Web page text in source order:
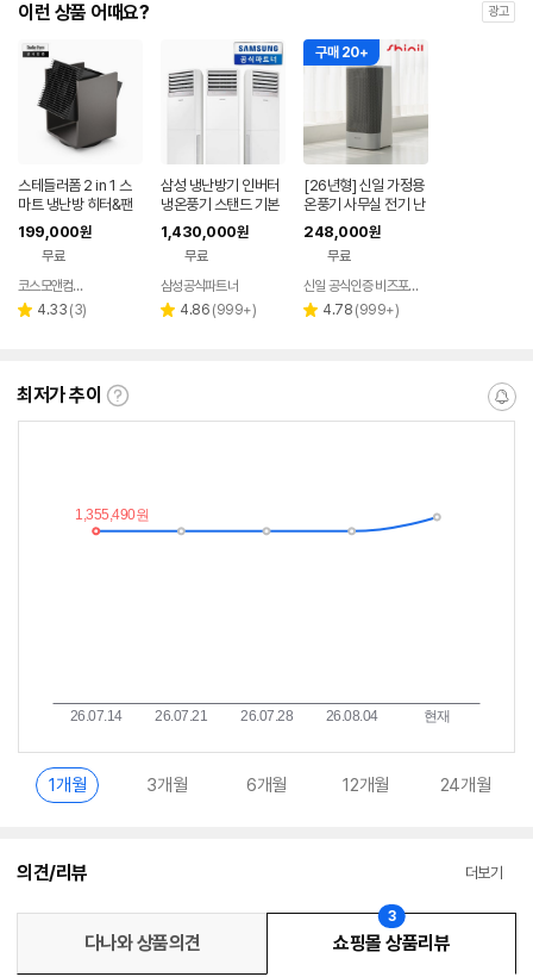
이런 상품 어때요? 광고
스테들러폼 2 in 1 스
마트 냉난방 히터&팬
Alex
199,000원
무료
코스모앤컴퍼니
별 4.33 리
(3)
삼성 냉난방기 인버터
냉온풍기 스탠드 기본
설치비 포함 업소용 에
어컨 프리미엄 수도권
49.5㎡
1,430,000원
무료
삼성공식파트너
별 4.86 리
(999+)
구매 20+
[26년형] 신일 가정용
온풍기 사무실 전기 난
방기 업소용 PTC 풀
스크린
248,000원
무료
신일 공식인증 비즈포비즈
별 4.78 리
(999+)
최저가 추이
최
란?
알
1개월 3개월 6개월 12개월 24개월
의견/리뷰 더보기
다나와 상품의견 쇼핑몰 상품리뷰
3